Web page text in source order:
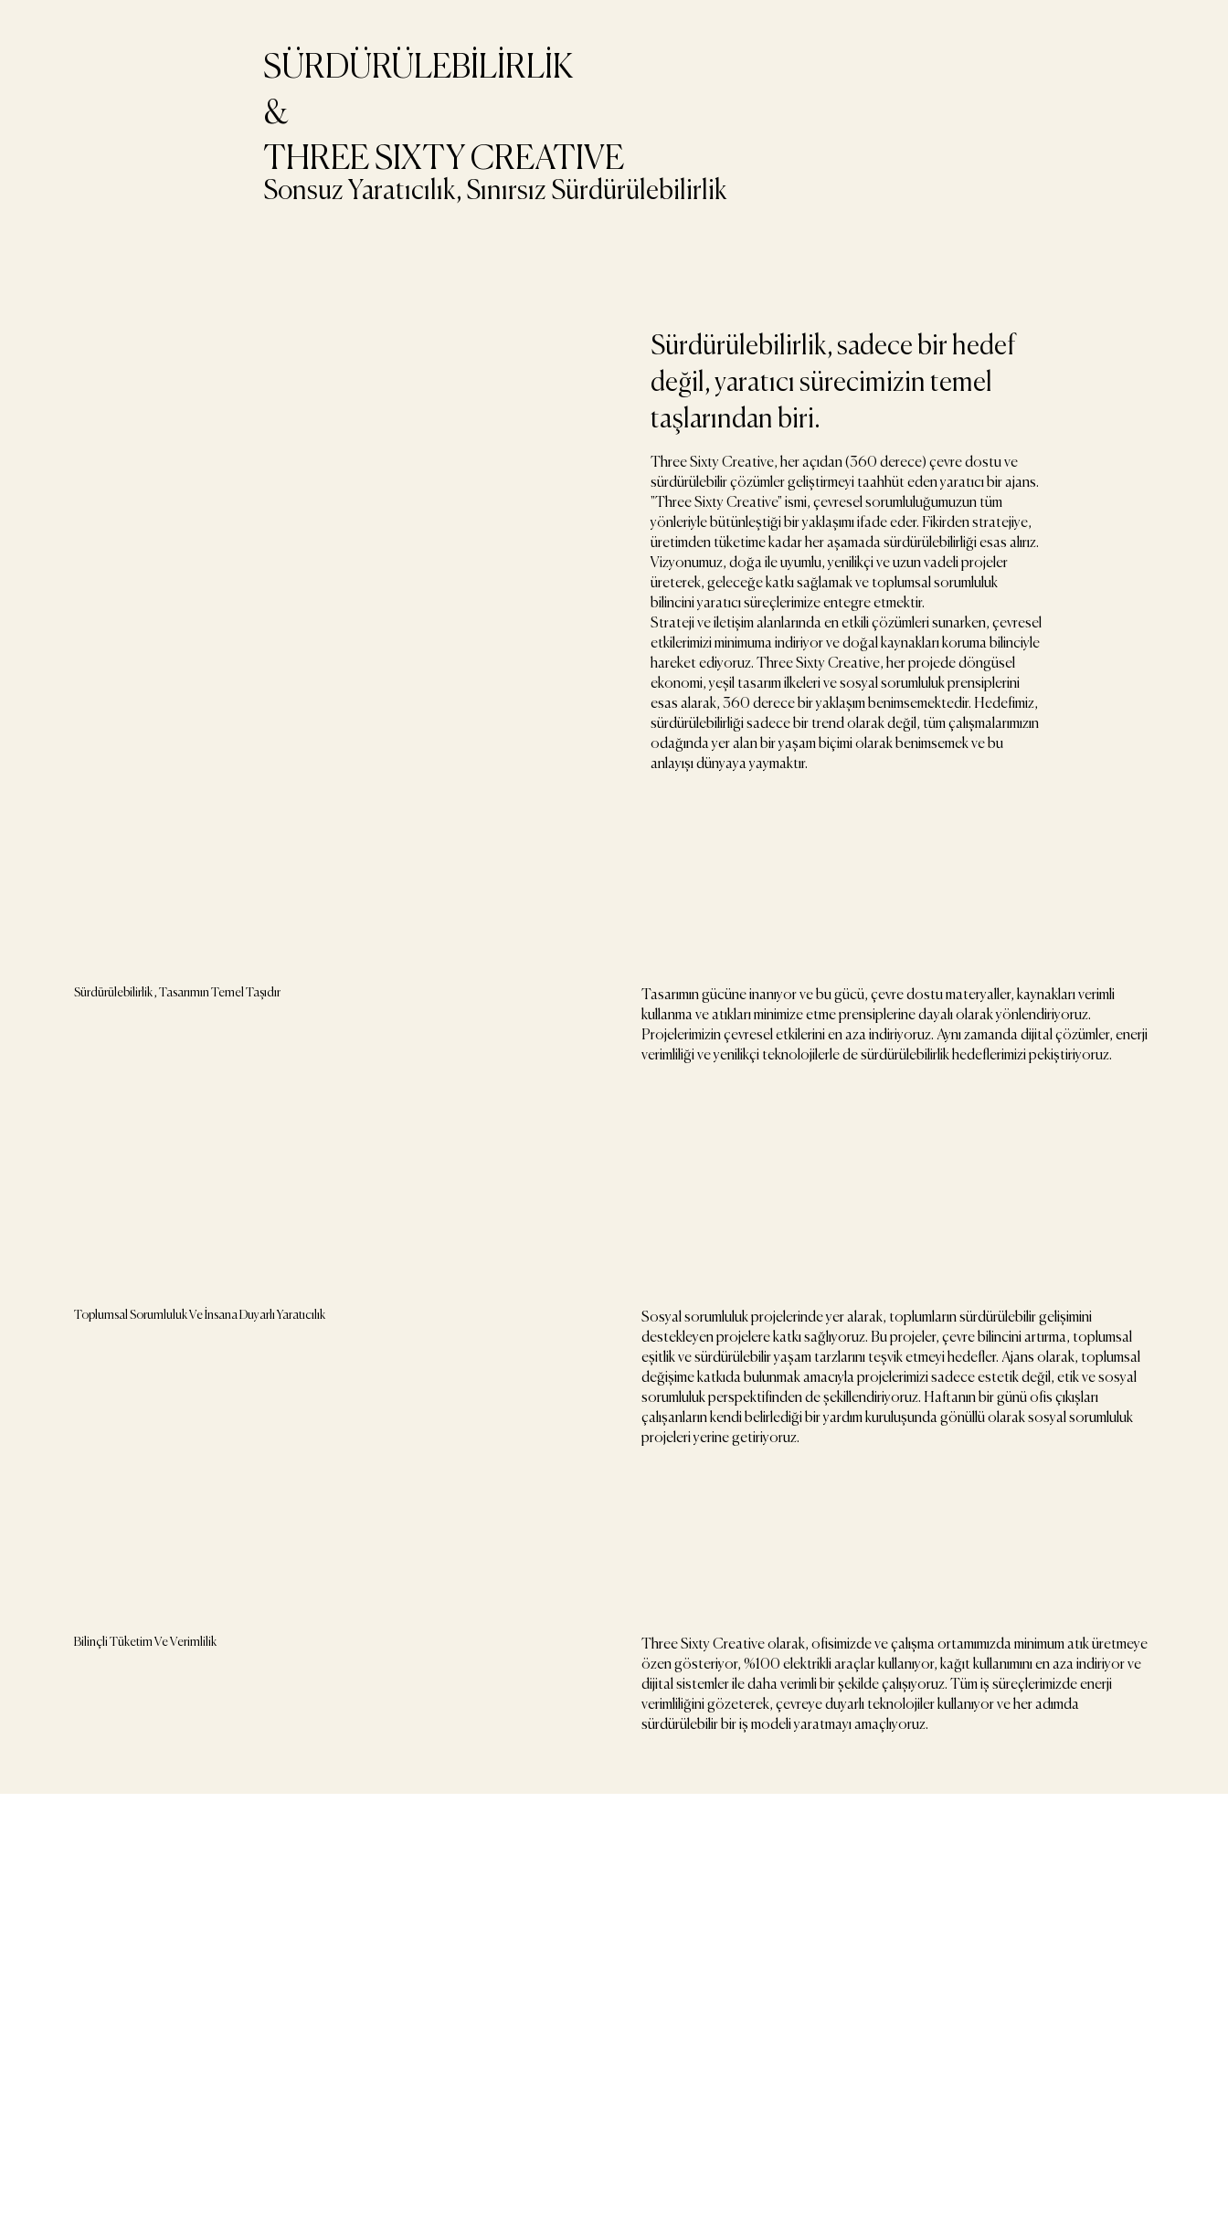
SÜRDÜRÜLEBİLİRLİK
&
THREE SIXTY CREATIVE
Sonsuz Yaratıcılık, Sınırsız Sürdürülebilirlik
Sürdürülebilirlik, sadece bir hedef
değil, yaratıcı sürecimizin temel
taşlarından biri.
Three Sixty Creative, her açıdan (360 derece) çevre dostu ve
sürdürülebilir çözümler geliştirmeyi taahhüt eden yaratıcı bir ajans.
"Three Sixty Creative" ismi, çevresel sorumluluğumuzun tüm
yönleriyle bütünleştiği bir yaklaşımı ifade eder. Fikirden stratejiye,
üretimden tüketime kadar her aşamada sürdürülebilirliği esas alırız.
Vizyonumuz, doğa ile uyumlu, yenilikçi ve uzun vadeli projeler
üreterek, geleceğe katkı sağlamak ve toplumsal sorumluluk
bilincini yaratıcı süreçlerimize entegre etmektir.
Strateji ve iletişim alanlarında en etkili çözümleri sunarken, çevresel
etkilerimizi minimuma indiriyor ve doğal kaynakları koruma bilinciyle
hareket ediyoruz. Three Sixty Creative, her projede döngüsel
ekonomi, yeşil tasarım ilkeleri ve sosyal sorumluluk prensiplerini
esas alarak, 360 derece bir yaklaşım benimsemektedir. Hedefimiz,
sürdürülebilirliği sadece bir trend olarak değil, tüm çalışmalarımızın
odağında yer alan bir yaşam biçimi olarak benimsemek ve bu
anlayışı dünyaya yaymaktır.
Sürdürülebilirlik , Tasarımın Temel Taşıdır
Tasarımın gücüne inanıyor ve bu gücü, çevre dostu materyaller, kaynakları verimli
kullanma ve atıkları minimize etme prensiplerine dayalı olarak yönlendiriyoruz.
Projelerimizin çevresel etkilerini en aza indiriyoruz. Aynı zamanda dijital çözümler, enerji
verimliliği ve yenilikçi teknolojilerle de sürdürülebilirlik hedeflerimizi pekiştiriyoruz.
Toplumsal Sorumluluk Ve İnsana Duyarlı Yaratıcılık
Sosyal sorumluluk projelerinde yer alarak, toplumların sürdürülebilir gelişimini
destekleyen projelere katkı sağlıyoruz. Bu projeler, çevre bilincini artırma, toplumsal
eşitlik ve sürdürülebilir yaşam tarzlarını teşvik etmeyi hedefler. Ajans olarak, toplumsal
değişime katkıda bulunmak amacıyla projelerimizi sadece estetik değil, etik ve sosyal
sorumluluk perspektifinden de şekillendiriyoruz. Haftanın bir günü ofis çıkışları
çalışanların kendi belirlediği bir yardım kuruluşunda gönüllü olarak sosyal sorumluluk
projeleri yerine getiriyoruz.
Bilinçli Tüketim Ve Verimlilik
Three Sixty Creative olarak, ofisimizde ve çalışma ortamımızda minimum atık üretmeye
özen gösteriyor, %100 elektrikli araçlar kullanıyor, kağıt kullanımını en aza indiriyor ve
dijital sistemler ile daha verimli bir şekilde çalışıyoruz. Tüm iş süreçlerimizde enerji
verimliliğini gözeterek, çevreye duyarlı teknolojiler kullanıyor ve her adımda
sürdürülebilir bir iş modeli yaratmayı amaçlıyoruz.